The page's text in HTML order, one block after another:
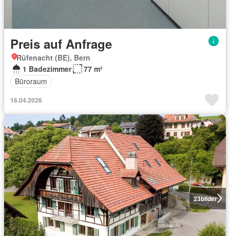
Preis auf Anfrage
Rüfenacht (BE), Bern
1 Badezimmer
77 m²
Büroraum
16.04.2026
23bilder